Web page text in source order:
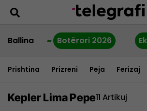
Ballina Botërori 2026
Prishtina Prizreni Peja Ferizaj
Kepler Lima Pepe11 Artikuj